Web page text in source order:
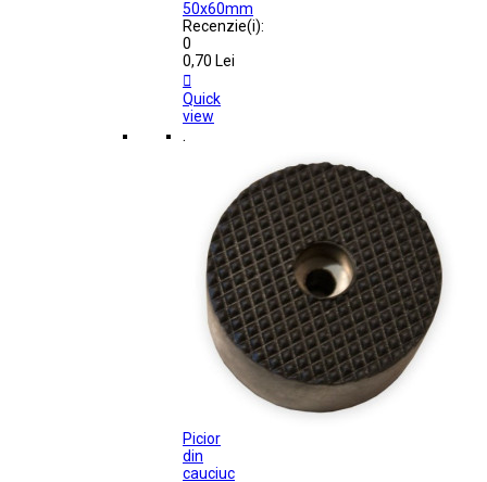
50x60mm
Recenzie(i):
0
0,70 Lei

Quick
view
.
Picior
din
cauciuc